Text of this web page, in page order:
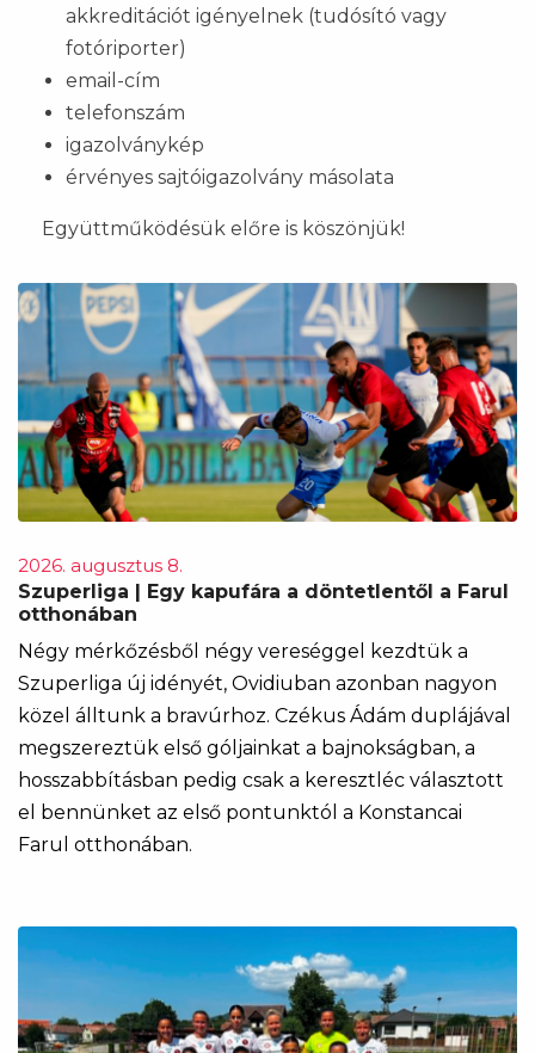
akkreditációt igényelnek (tudósító vagy
fotóriporter)
email-cím
telefonszám
igazolványkép
érvényes sajtóigazolvány másolata
Együttműködésük előre is köszönjük!
2026. augusztus 8.
Szuperliga | Egy kapufára a döntetlentől a Farul
otthonában
Négy mérkőzésből négy vereséggel kezdtük a
Szuperliga új idényét, Ovidiuban azonban nagyon
közel álltunk a bravúrhoz. Czékus Ádám duplájával
megszereztük első góljainkat a bajnokságban, a
hosszabbításban pedig csak a keresztléc választott
el bennünket az első pontunktól a Konstancai
Farul otthonában.